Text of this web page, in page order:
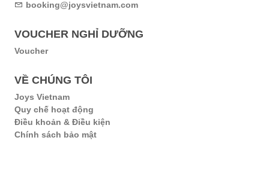
booking@joysvietnam.com
VOUCHER NGHỈ DƯỠNG
Voucher
VỀ CHÚNG TÔI
Joys Vietnam
Quy chế hoạt động
Điều khoản & Điều kiện
Chính sách bảo mật